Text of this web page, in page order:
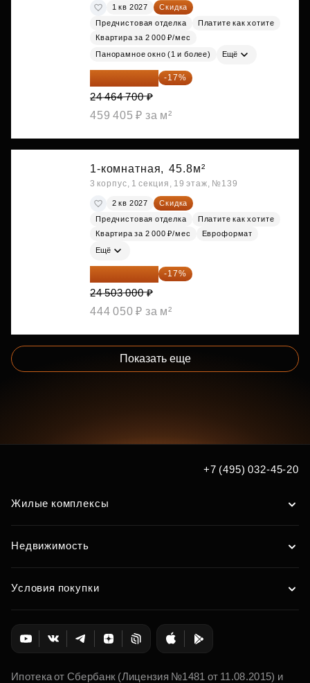
1 кв 2027
Скидка
Предчистовая отделка
Платите как хотите
Квартира за 2 000 ₽/мес
Панорамное окно (1 и более) Ещё
20 305 701 ₽ -17%
24 464 700 ₽
459 405 ₽ за м²
1-комнатная, 45.8м²
3 корпус, 1 секция, 19 этаж, №139
2 кв 2027
Скидка
Предчистовая отделка
Платите как хотите
Квартира за 2 000 ₽/мес
Евроформат
Ещё
20 337 490 ₽ -17%
24 503 000 ₽
444 050 ₽ за м²
Показать еще
+7 (495) 032-45-20
Жилые комплексы
Недвижимость
Условия покупки
Ипотека от Сбербанк (Лицензия №1481 от 11.08.2015) и